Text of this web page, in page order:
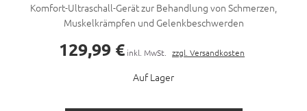
Komfort-Ultraschall-Gerät zur Behandlung von Schmerzen,
Muskelkrämpfen und Gelenkbeschwerden
129,99 € inkl. MwSt. zzgl. Versandkosten
Auf Lager